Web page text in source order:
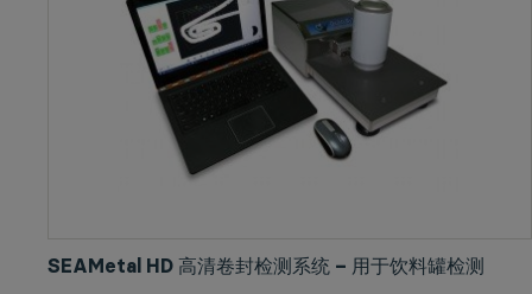
SEAMetal HD 高清卷封检测系统 – 用于饮料罐检测